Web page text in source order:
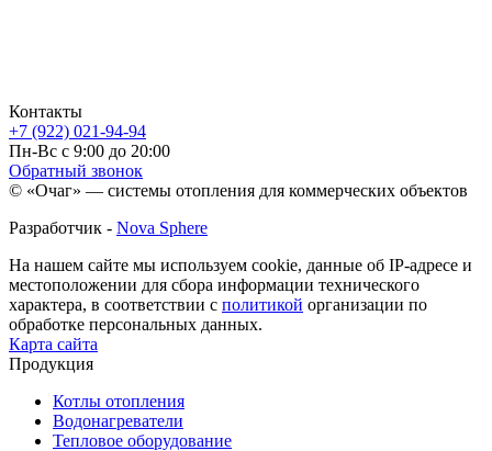
Контакты
+7 (922) 021-94-94
Пн-Вс с 9:00 до 20:00
Обратный звонок
© «Очаг» — системы отопления для коммерческих объектов
Разработчик - Nova Sphere
На нашем сайте мы используем cookie, данные об IP-адресе и
местоположении для сбора информации технического
характера, в соответствии с политикой организации по
обработке персональных данных.
Карта сайта
Продукция
Котлы отопления
Водонагреватели
Тепловое оборудование